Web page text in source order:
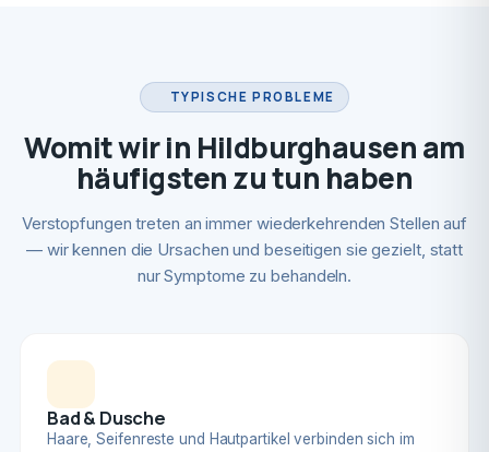
TYPISCHE PROBLEME
Womit wir in Hildburghausen am
häufigsten zu tun haben
Verstopfungen treten an immer wiederkehrenden Stellen auf
— wir kennen die Ursachen und beseitigen sie gezielt, statt
nur Symptome zu behandeln.
Bad & Dusche
Haare, Seifenreste und Hautpartikel verbinden sich im